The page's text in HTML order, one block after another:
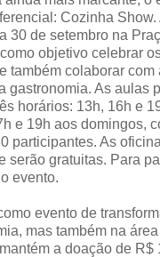
Cozinha Show.
30 de setembro na
objetivo celebrar
também colaborar com
gastronomia. As aulas
horários: 13h, 16h e
e 19h aos domingos,
participantes. As
serão gratuitas. Para
evento.
evento de
mas também na
a doação de R$